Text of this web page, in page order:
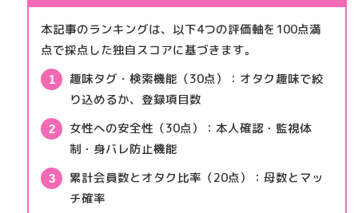
本記事のランキングは、以下4つの評価軸を100点満
点で採点した独自スコアに基づきます。
趣味タグ・検索機能（30点）
：オタク趣味で絞
り込めるか、登録項目数
女性への安全性（30点）
：本人確認・監視体
制・身バレ防止機能
累計会員数とオタク比率（20点）
：母数とマッ
チ確率